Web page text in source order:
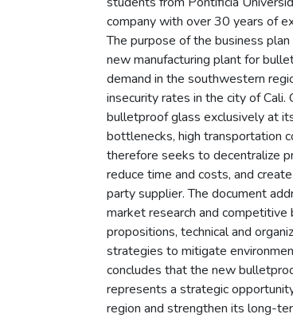
company with over 30 years of
The purpose of the business
new manufacturing plant for
demand in the southwestern
insecurity rates in the city of Cali.
bulletproof glass exclusively at
bottlenecks, high transportation
therefore seeks to decentralize
reduce time and costs, and
party supplier. The document
market research and competitive
propositions, technical and
strategies to mitigate
concludes that the new
represents a strategic
region and strengthen its long-